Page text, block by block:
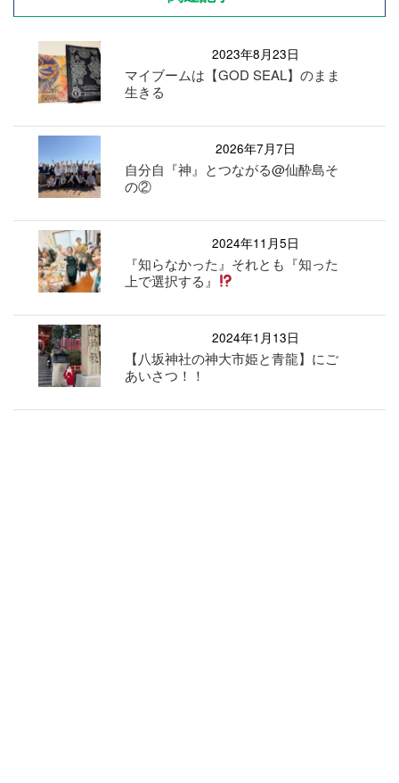
2023年8月23日
マイブームは【GOD SEAL】のまま
生きる
2026年7月7日
自分自『神』とつながる@仙酔島そ
の②
2024年11月5日
『知らなかった』それとも『知った
上で選択する』
2024年1月13日
【八坂神社の神大市姫と青龍】にご
あいさつ！！